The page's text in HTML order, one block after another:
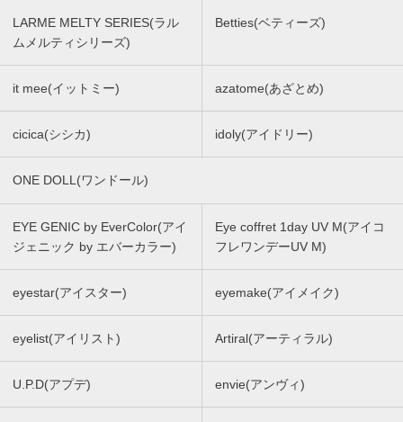
LARME MELTY SERIES(ラル
ムメルティシリーズ)
Betties(ベティーズ)
it mee(イットミー) azatome(あざとめ)
cicica(シシカ) idoly(アイドリー)
ONE DOLL(ワンドール)
EYE GENIC by EverColor(アイ
ジェニック by エバーカラー)
Eye coffret 1day UV M(アイコ
フレワンデーUV M)
eyestar(アイスター) eyemake(アイメイク)
eyelist(アイリスト) Artiral(アーティラル)
U.P.D(アプデ) envie(アンヴィ)